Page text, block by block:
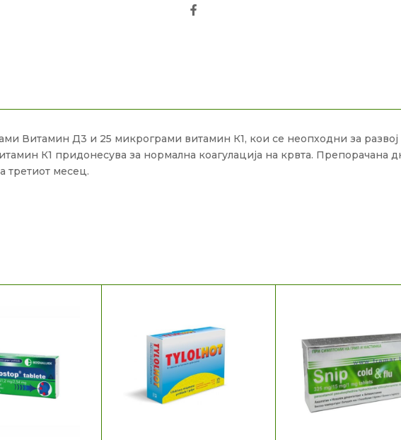
Витамин Д3 и 25 микрограми витамин К1, кои се неопходни за
К1 придонесува за нормална коагулација на крвта. Препорачана
третиот месец.